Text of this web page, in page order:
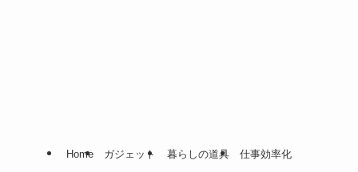
Home ガジェット 暮らしの道具 仕事効率化